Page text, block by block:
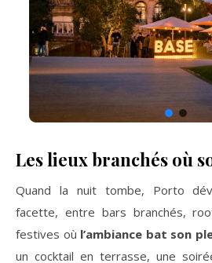
Les lieux branchés où
Quand la nuit tombe, Porto
facette, entre bars branchés,
festives où l’ambiance bat son
un cocktail en terrasse, une